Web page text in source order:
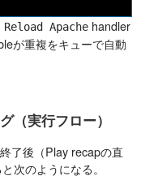
Reload Apache handler
が重複をキューで自動
（実行フロー）
了後（Play recapの直
次のようになる。